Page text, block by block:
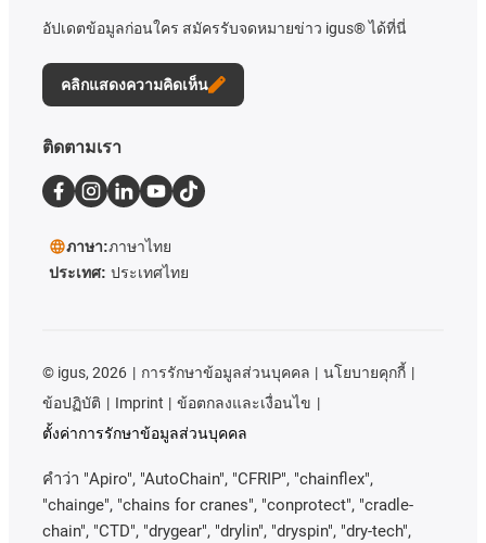
อัปเดตข้อมูลก่อนใคร สมัครรับจดหมายข่าว igus® ได้ที่นี่
คลิกแสดงความคิดเห็น
ติดตามเรา
ภาษา:ภาษาไทย
ประเทศ: ประเทศไทย
© igus, 2026 การรักษาข้อมูลส่วนบุคคล
นโยบายคุกกี้
ข้อปฏิบัติ
Imprint
ข้อตกลงและเงื่อนไข
ตั้งค่าการรักษาข้อมูลส่วนบุคคล
คําว่า "Apiro", "AutoChain", "CFRIP", "chainflex",
"chainge", "chains for cranes", "conprotect", "cradle-
chain", "CTD", "drygear", "drylin", "dryspin", "dry-tech",